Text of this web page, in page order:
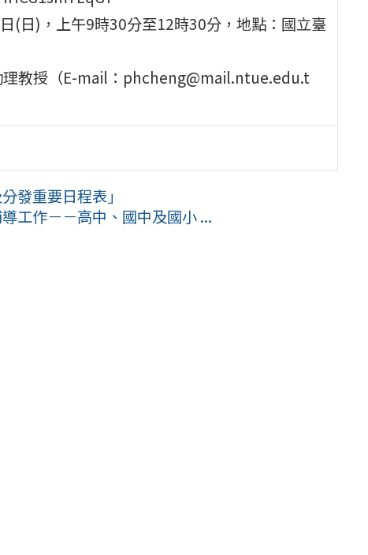
(日)，上午9時30分至12時30分，地點：國立臺
理教授（E-mail：phcheng@mail.ntue.edu.t
發重要日程表」
工作－－高中、國中及國小 ...